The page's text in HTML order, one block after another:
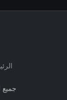
جميع